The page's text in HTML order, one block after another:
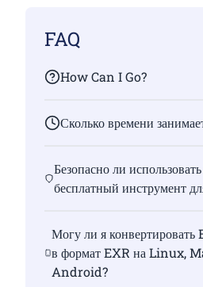
FAQ
How Can I Go?
Сколько времени
Безопасно ли
бесплатный инструмент
Могу ли я
в формат EXR на Linux,
Android?